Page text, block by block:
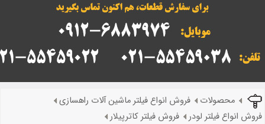
محصولات
فروش انواع فیلتر ماشین آلات راهسازی
فروش انواع فیلتر لودر
فروش فیلتر کاترپیلار